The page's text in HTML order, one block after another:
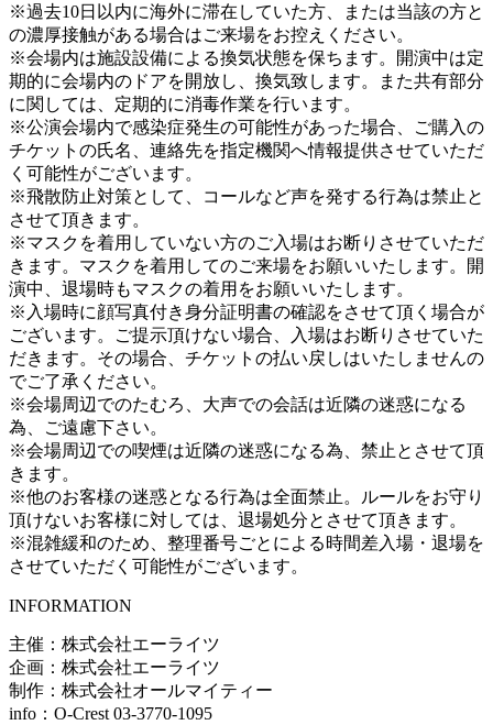
※過去10日以内に海外に滞在していた方、または当該の方と
の濃厚接触がある場合はご来場をお控えください。
※会場内は施設設備による換気状態を保ちます。開演中は定
期的に会場内のドアを開放し、換気致します。また共有部分
に関しては、定期的に消毒作業を行います。
※公演会場内で感染症発生の可能性があった場合、ご購入の
チケットの氏名、連絡先を指定機関へ情報提供させていただ
く可能性がございます。
※飛散防止対策として、コールなど声を発する行為は禁止と
させて頂きます。
※マスクを着用していない方のご入場はお断りさせていただ
きます。マスクを着用してのご来場をお願いいたします。開
演中、退場時もマスクの着用をお願いいたします。
※入場時に顔写真付き身分証明書の確認をさせて頂く場合が
ございます。ご提示頂けない場合、入場はお断りさせていた
だきます。その場合、チケットの払い戻しはいたしませんの
でご了承ください。
※会場周辺でのたむろ、大声での会話は近隣の迷惑になる
為、ご遠慮下さい。
※会場周辺での喫煙は近隣の迷惑になる為、禁止とさせて頂
きます。
※他のお客様の迷惑となる行為は全面禁止。ルールをお守り
頂けないお客様に対しては、退場処分とさせて頂きます。
※混雑緩和のため、整理番号ごとによる時間差入場・退場を
させていただく可能性がございます。
INFORMATION
主催：株式会社エーライツ
企画：株式会社エーライツ
制作：株式会社オールマイティー
info：O-Crest 03-3770-1095